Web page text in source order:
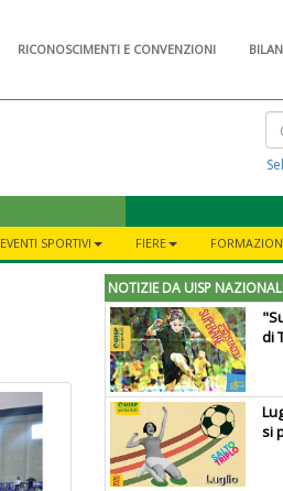
RICONOSCIMENTI E CONVENZIONI
EVENTI SPORTIVI FIERE
NOTIZIE DA UISP
di
si